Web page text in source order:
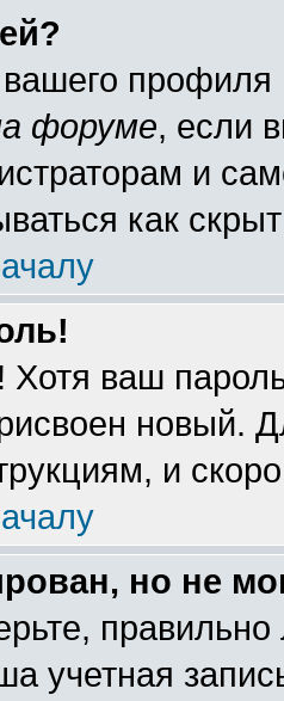
вашего
форуме, если
и
как
Хотя ваш
новый.
и
но не
учетная